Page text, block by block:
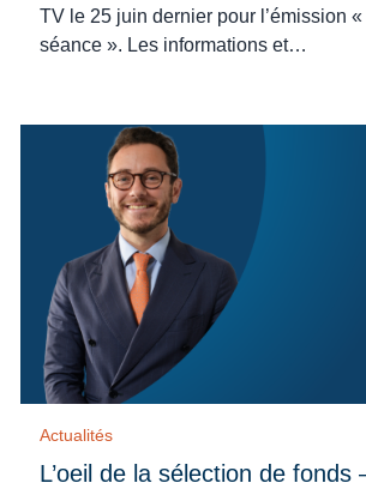
TV le 25 juin dernier pour l’émission
séance ». Les informations et…
Actualités
L’oeil de la sélection de fonds